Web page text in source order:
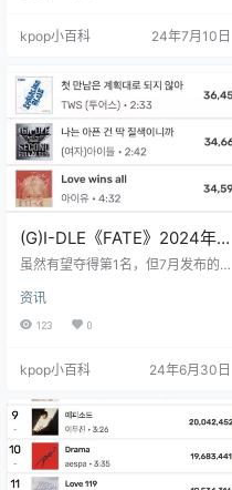
们的向往的风格了。 看起来一点也
不性感，反而觉得自己像在看别人
的屁股……说不要用那种眼光看她
们，她们却总是这样表现自己。 她
们的歌曲、舞蹈、概念和服装不都
是亲自制作吗？看来她们…
kpop小百科 24年7月10日
(G)I-DLE《FATE》2024年
Melon年度预测排名升至第2
虽然有望夺得第1名，但7月发布的
关键。 *之前不是说年度第1名完全
没可能吗？ 由于这是一首逆袭曲，
10名之间（累计成绩很好），因此
精选评论 拜托，让《FATE》拿下第
1名吧。 收录曲都能达到这种程度，
真的很厉害。 虽然是收录曲，但真
是神曲，希望新曲能助力冲到第1…
资讯
123 0
kpop小百科 24年6月30日